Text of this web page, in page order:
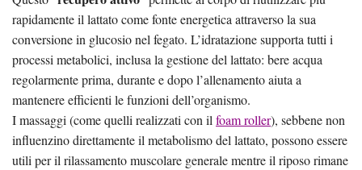
rapidamente il lattato come fonte energetica attraverso la sua
conversione in glucosio nel fegato. L’idratazione supporta tutti i
processi metabolici, inclusa la gestione del lattato: bere acqua
regolarmente prima, durante e dopo l’allenamento aiuta a
mantenere efficienti le funzioni dell’organismo.
I massaggi (come quelli realizzati con il foam roller), sebbene non
influenzino direttamente il metabolismo del lattato, possono essere
utili per il rilassamento muscolare generale mentre il riposo rimane